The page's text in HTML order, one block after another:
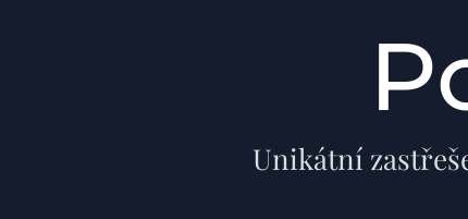
Unikátní